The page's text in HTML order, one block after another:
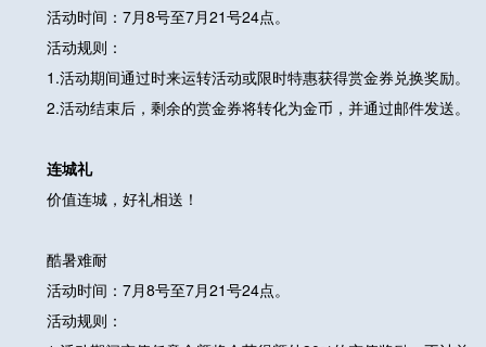
活动时间：7月8号至7月21号24点。
活动规则：
1.活动期间通过时来运转活动或限时特惠获得赏金券兑换奖励。
2.活动结束后，剩余的赏金券将转化为金币，并通过邮件发送。
连城礼
价值连城，好礼相送！
酷暑难耐
活动时间：7月8号至7月21号24点。
活动规则：